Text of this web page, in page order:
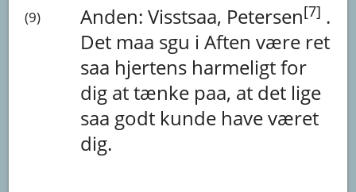
(9) Anden:Visstsaa, Petersen[7] .
Det maa sgu iAftenvære ret
saa hjertens harmeligtfor
dig attænke paa, at det lige
saa godt kunde haveværet
dig.